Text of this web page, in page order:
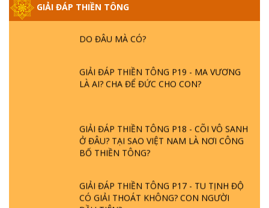
GIẢI ĐÁP THIỀN TÔNGGIẢI ĐÁP THIỀN TÔNG ĐẶC BIỆT PHẦN 20
- BÁC NGUYỄN NHÂN LÀ AI? PHIỀN NÃO
DO ĐÂU MÀ CÓ?
GIẢI ĐÁP THIỀN TÔNG P19 - MA VƯƠNG
LÀ AI? CHA ĐỂ ĐỨC CHO CON?
GIẢI ĐÁP THIỀN TÔNG P18 - CÕI VÔ SANH
Ở ĐÂU? TẠI SAO VIỆT NAM LÀ NƠI CÔNG
BỐ THIỀN TÔNG?
GIẢI ĐÁP THIỀN TÔNG P17 - TU TỊNH ĐỘ
CÓ GIẢI THOÁT KHÔNG? CON NGƯỜI
ĐẦU TIÊN?